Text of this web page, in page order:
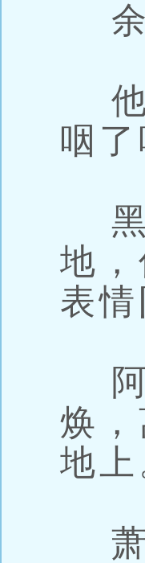
余
他
咽了
黑
地
表情
阿
焕
地上
萧